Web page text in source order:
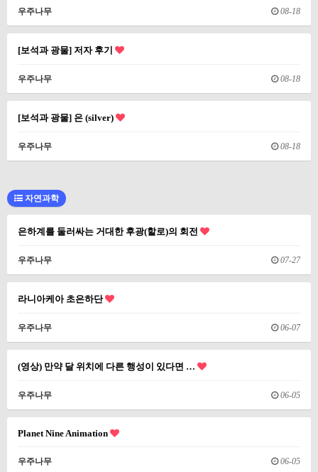
우주나무 08-18
[보석과 광물] 저자 후기
우주나무 08-18
[보석과 광물] 은 (silver)
우주나무 08-18
자연과학
은하계를 둘러싸는 거대한 후광(할로)의 회전
우주나무 07-27
라니아케아 초은하단
우주나무 06-07
(영상) 만약 달 위치에 다른 행성이 있다면 …
우주나무 06-05
Planet Nine Animation
우주나무 06-05